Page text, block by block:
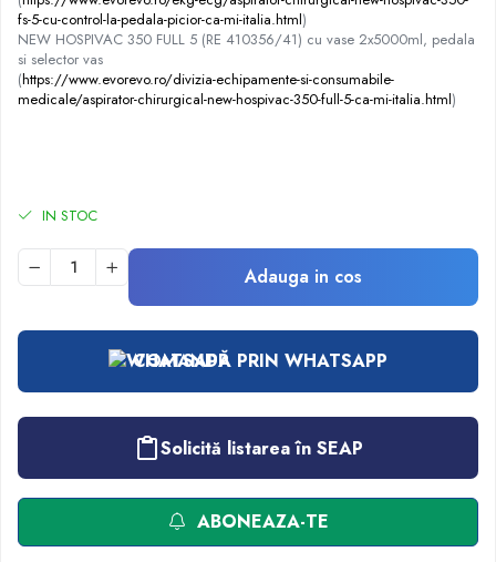
Lavoare apa sterila
Lavoare chirurgicale
Adaptori/cuple
Capsule, filtre finale apa sterila
Cabluri conectare electrozi neutri
Electrozi neutri
Consumabile medicale si Accesorii
cutii medicamente
Electrozi
fs-5-cu-control-la-pedala-picior-ca-mi-italia.html)
NEW HOSPIVAC 350 FULL 5 (RE 410356/41) cu vase 2x5000ml, pedala
si selector vas
(https://www.evorevo.ro/divizia-echipamente-si-consumabile-
medicale/aspirator-chirurgical-new-hospivac-350-full-5-ca-mi-italia.html)
IN STOC
Adauga in cos
COMANDĂ PRIN WHATSAPP
Solicită listarea în SEAP
ABONEAZA-TE